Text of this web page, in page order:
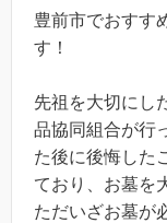
豊前市でおすす
す！
先祖を大切にし
品協同組合が行
た後に後悔した
ており、お墓を
ただいざお墓が